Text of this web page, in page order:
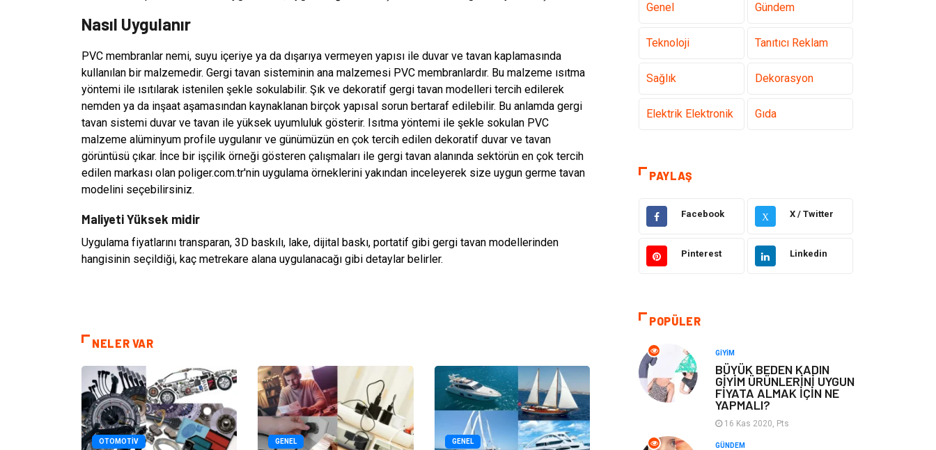
Nasıl Uygulanır
PVC membranlar nemi, suyu içeriye ya da dışarıya vermeyen yapısı ile duvar ve tavan kaplamasında
kullanılan bir malzemedir. Gergi tavan sisteminin ana malzemesi PVC membranlardır. Bu malzeme ısıtma
yöntemi ile ısıtılarak istenilen şekle sokulabilir. Şık ve dekoratif gergi tavan modelleri tercih edilerek
nemden ya da inşaat aşamasından kaynaklanan birçok yapısal sorun bertaraf edilebilir. Bu anlamda gergi
tavan sistemi duvar ve tavan ile yüksek uyumluluk gösterir. Isıtma yöntemi ile şekle sokulan PVC
malzeme alüminyum profile uygulanır ve günümüzün en çok tercih edilen dekoratif duvar ve tavan
görüntüsü çıkar. İnce bir işçilik örneği gösteren çalışmaları ile gergi tavan alanında sektörün en çok tercih
edilen markası olan poliger.com.tr'nin uygulama örneklerini yakından inceleyerek size uygun germe tavan
modelini seçebilirsiniz.
Maliyeti Yüksek midir
Uygulama fiyatlarını transparan, 3D baskılı, lake, dijital baskı, portatif gibi gergi tavan modellerinden
hangisinin seçildiği, kaç metrekare alana uygulanacağı gibi detaylar belirler.
NELER VAR
OTOMOTIV GENEL GENEL
Genel Gündem
Teknoloji Tanıtıcı Reklam
Sağlık Dekorasyon
Elektrik Elektronik Gıda
Bilgisayar ve
Yazılım
Güzellik Mobilya
Organizasyon
PAYLAŞ
Facebook X X / Twitter
Pinterest Linkedin
POPÜLER
GIYIM
BÜYÜK BEDEN KADIN
GİYİM ÜRÜNLERİNİ UYGUN
FİYATA ALMAK İÇİN NE
YAPMALI?
16 Kas 2020, Pts
GÜNDEM